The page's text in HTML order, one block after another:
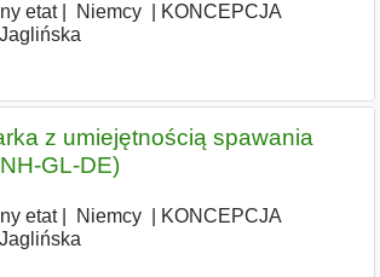
etat| Niemcy
KONCEPCJA
z umiejętnością spawania
GL-DE)
etat| Niemcy
KONCEPCJA